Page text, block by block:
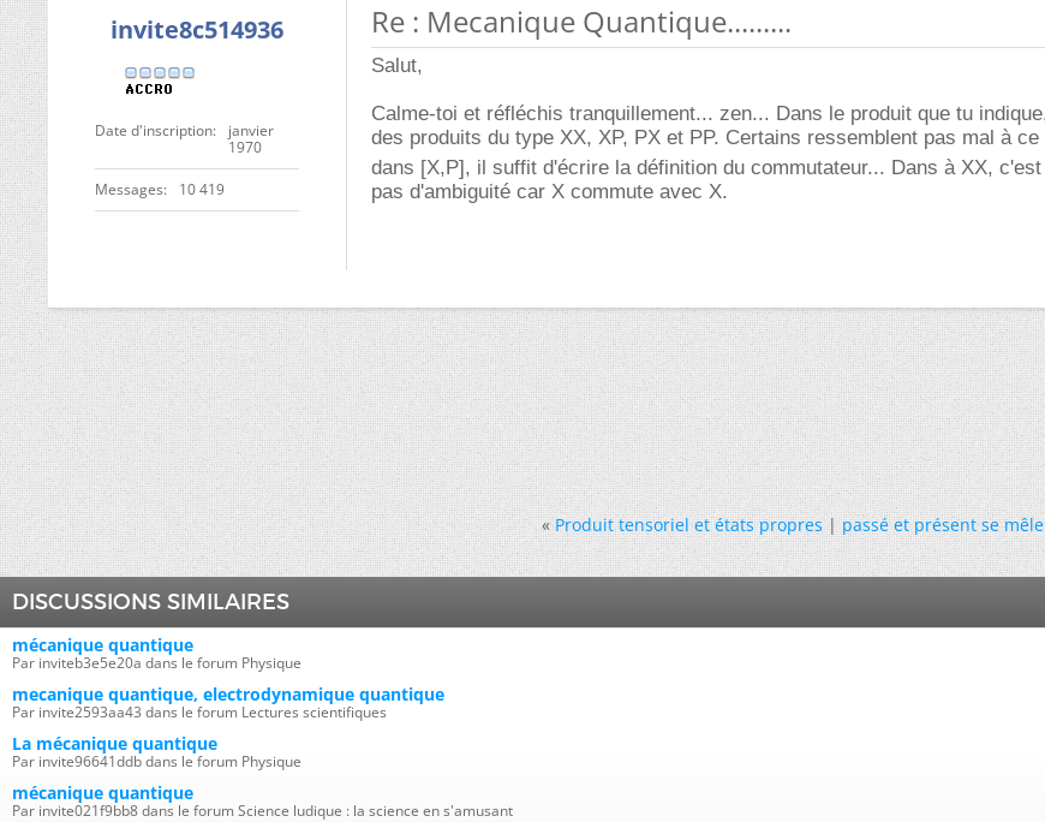
invite8c514936
Date d'inscription
janvier
1970
Messages 10 419
Re : Mecanique Quantique.........
Salut,
Calme-toi et réfléchis tranquillement... zen... Dans le produit que tu
des produits du type XX, XP, PX et PP. Certains ressemblent pas mal à ce
dans [X,P], il suffit d'écrire la définition du commutateur... Dans à XX,
pas d'ambiguité car X commute avec X.
« Produit tensoriel et états propres|passé et présent se
DISCUSSIONS SIMILAIRES
mécanique quantique
Par inviteb3e5e20a dans le forum Physique
mecanique quantique, electrodynamique quantique
Par invite2593aa43 dans le forum Lectures scientifiques
La mécanique quantique
Par invite96641ddb dans le forum Physique
mécanique quantique
Par invite021f9bb8 dans le forum Science ludique : la science en s'amusant